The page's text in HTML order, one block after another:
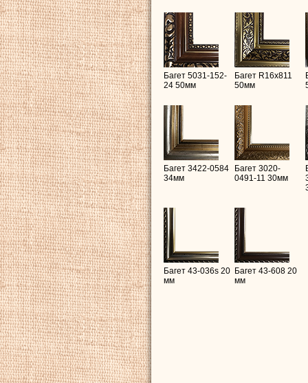
Багет 5031-152-
24 50мм
Багет R16х811
50мм
Багет 3422-0584
34мм
Багет 3020-
0491-11 30мм
Багет 43-036s 20
мм
Багет 43-608 20
мм